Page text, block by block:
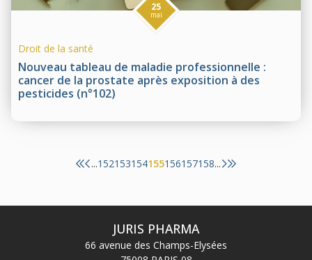
Nouveau tableau de maladie professionnelle :
cancer de la prostate après exposition à des
pesticides (n°102)
25
mai
Droit de la santé
...152153154155156157158...
JURIS PHARMA
66 avenue des Champs-Elysées